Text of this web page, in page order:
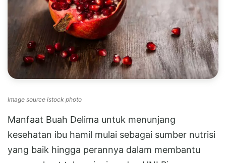
Image source istock photo
Manfaat Buah Delima untuk menunjang
kesehatan ibu hamil mulai sebagai sumber nutrisi
yang baik hingga perannya dalam membantu